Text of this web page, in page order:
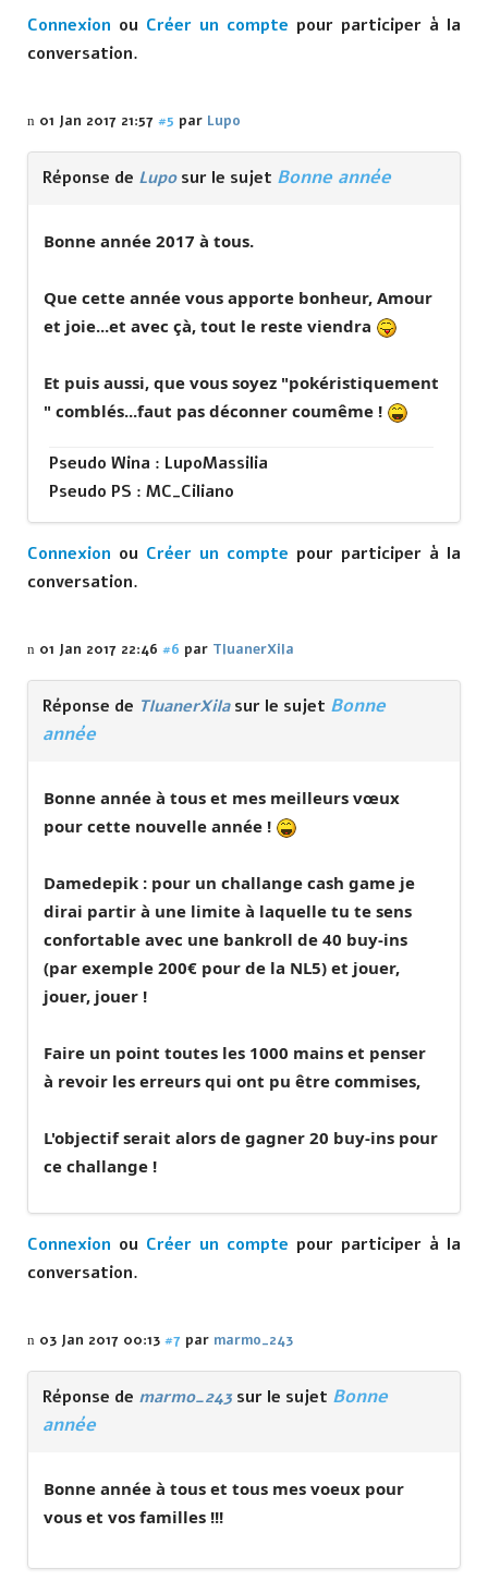
Connexion ou Créer un compte pour participer à la
conversation.
01 Jan 2017 21:57 #5 par Lupo
Réponse de Luposur le sujet Bonne année
Bonne année 2017 à tous.
Que cette année vous apporte bonheur, Amour
et joie...et avec çà, tout le reste viendra
Et puis aussi, que vous soyez "pokéristiquement
" comblés...faut pas déconner coumême !
Pseudo Wina : LupoMassilia
Pseudo PS : MC_Ciliano
Connexion ou Créer un compte pour participer à la
conversation.
01 Jan 2017 22:46 #6 par TluanerXila
Réponse de TluanerXilasur le sujet Bonne
année
Bonne année à tous et mes meilleurs vœux
pour cette nouvelle année !
Damedepik : pour un challange cash game je
dirai partir à une limite à laquelle tu te sens
confortable avec une bankroll de 40 buy-ins
(par exemple 200€ pour de la NL5) et jouer,
jouer, jouer !
Faire un point toutes les 1000 mains et penser
à revoir les erreurs qui ont pu être commises,
L'objectif serait alors de gagner 20 buy-ins pour
ce challange !
Connexion ou Créer un compte pour participer à la
conversation.
03 Jan 2017 00:13 #7 par marmo_243
Réponse de marmo_243 sur le sujet Bonne
année
Bonne année à tous et tous mes voeux pour
vous et vos familles !!!